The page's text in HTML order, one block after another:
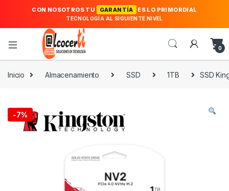
CON NOSOTROS TU GARANTÍA ES LO PRIMORDIAL
TECNOLOGÍA AL SIGUIENTE NIVEL
0
Inicio Almacenamiento SSD 1TB SSD
-7%